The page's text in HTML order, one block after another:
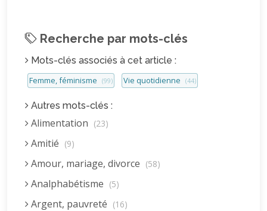
Recherche par mots-clés
Mots-clés associés à cet article :
Femme, féminisme (99) Vie quotidienne (44)
Autres mots-clés :
Alimentation (23)
Amitié (9)
Amour, mariage, divorce (58)
Analphabétisme (5)
Argent, pauvreté (16)